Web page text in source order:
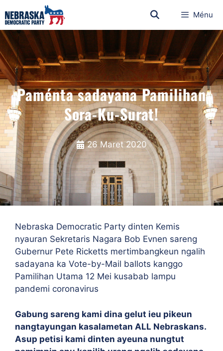
Ménu
Paménta sadayana Pamilihan
Sora-Ku-Surat!
26 Maret 2020
Nebraska Democratic Party dinten Kemis
nyauran Sekretaris Nagara Bob Evnen sareng
Gubernur Pete Ricketts mertimbangkeun ngalih
sadayana ka Vote-by-Mail ballots kanggo
Pamilihan Utama 12 Mei kusabab lampu
pandemi coronavirus
Gabung sareng kami dina gelut ieu pikeun
nangtayungan kasalametan ALL Nebraskans.
Asup petisi kami dinten ayeuna nungtut